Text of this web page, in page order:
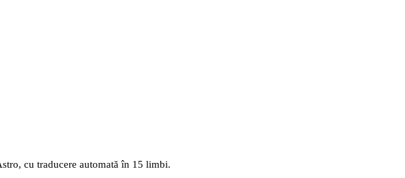
cu traducere automată în 15 limbi.